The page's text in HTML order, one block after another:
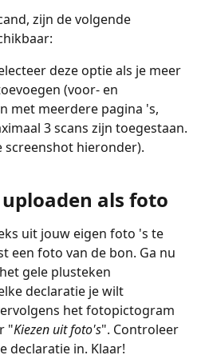
zijn de volgende
deze optie als je meer
(voor- en
met meerdere pagina 's,
3 scans zijn toegestaan.
screenshot hieronder).
als foto
uit jouw eigen foto 's te
een foto van de bon. Ga nu
gele plusteken
declaratie je wilt
het fotopictogram
"Kiezen uit foto's". Controleer
declaratie in. Klaar!